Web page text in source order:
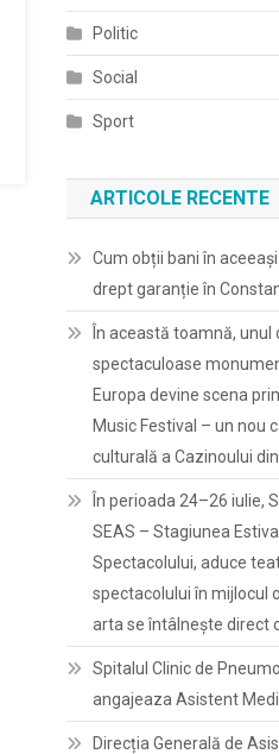
Politic
Social
Sport
ARTICOLE RECENTE
Cum obții bani în
drept garanție în
În această toamnă, unul
spectaculoase
Europa devine scena
Music Festival – un nou
culturală a Cazinoului
În perioada 24–26 iulie,
SEAS – Stagiunea
Spectacolului, aduce
spectacolului în mijlocul
arta se întâlnește direct
Spitalul Clinic de
angajeaza Asistent
Direcția Generală de